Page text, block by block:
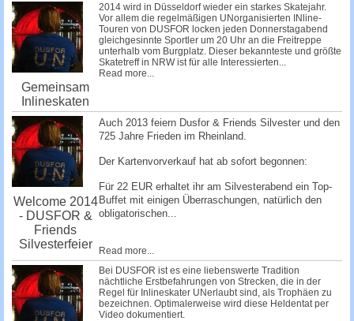
Gemeinsam
Inlineskaten
2014 wird in Düsseldorf wieder ein starkes Skatejahr.
Vor allem die regelmäßigen UNorganisierten INline-
Touren von DUSFOR locken jeden Donnerstagabend
gleichgesinnte Sportler um 20 Uhr an die Freitreppe
unterhalb vom Burgplatz. Dieser bekannteste und größte
Skatetreff in NRW ist für alle Interessierten...
Read more...
Welcome 2014
- DUSFOR &
Friends
Silvesterfeier
Auch 2013 feiern Dusfor & Friends Silvester und den
725 Jahre Frieden im Rheinland.
Der Kartenvorverkauf hat ab sofort begonnen:
Für 22 EUR erhaltet ihr am Silvesterabend ein Top-
Buffet mit einigen Überraschungen, natürlich den
obligatorischen...
Read more...
Bei DUSFOR ist es eine liebenswerte Tradition
nächtliche Erstbefahrungen von Strecken, die in der
Regel für Inlineskater UNerlaubt sind, als Trophäen zu
bezeichnen. Optimalerweise wird diese Heldentat per
Video dokumentiert.